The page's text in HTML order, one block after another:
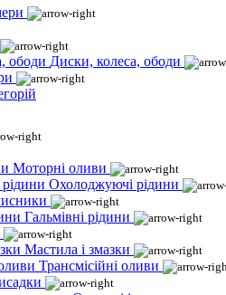
Диски, колеса, ободи
Моторні оливи
Охолоджуючі рідини
Гальмівні рідини
Мастила і змазки
Трансмісійні оливи